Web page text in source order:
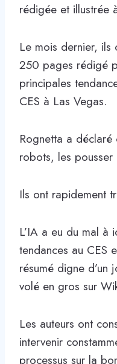
rédigée et illustrée
Le mois dernier,
250 pages rédigé
principales
CES à Las Vegas.
Rognetta a déclaré
robots, les
Ils ont rapidement
L’IA a eu du mal à
tendances au CES
résumé digne d’un
volé en gros sur
Les auteurs ont
intervenir
processus sur la